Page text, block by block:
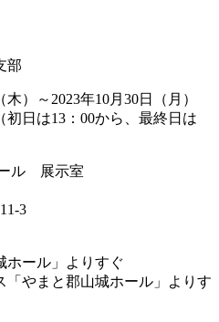
部
）～2023年10月30日（月）
（初日は13 ： 00から、最終日は
ル 展示室
3
ホール」よりすぐ
「やまと郡山城ホール」よりす